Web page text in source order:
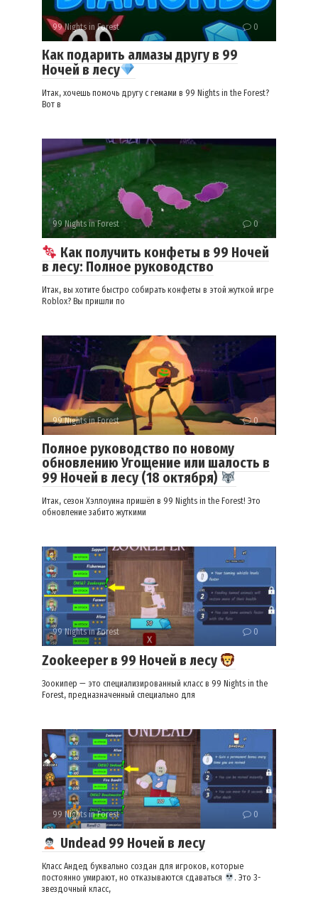
99 Nights in Forest 0
Как подарить алмазы другу в 99
Ночей в лесу
Итак, хочешь помочь другу с гемами в 99 Nights in the Forest?
Вот в
99 Nights in Forest 0
Как получить конфеты в 99 Ночей
в лесу: Полное руководство
Итак, вы хотите быстро собирать конфеты в этой жуткой игре
Roblox? Вы пришли по
99 Nights in Forest 0
Полное руководство по новому
обновлению Угощение или шалость в
99 Ночей в лесу (18 октября)
Итак, сезон Хэллоуина пришёл в 99 Nights in the Forest! Это
обновление забито жуткими
99 Nights in Forest 0
Zookeeper в 99 Ночей в лесу
Зоокипер — это специализированный класс в 99 Nights in the
Forest, предназначенный специально для
99 Nights in Forest 0
Undead 99 Ночей в лесу
Класс Андед буквально создан для игроков, которые
постоянно умирают, но отказываются сдаваться
. Это 3-
звездочный класс,